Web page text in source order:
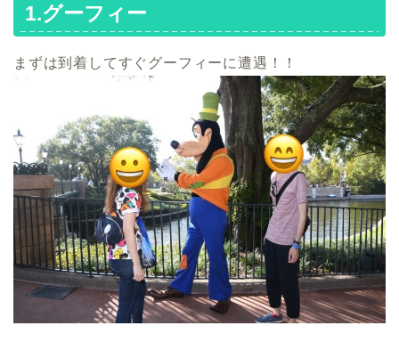
1.グーフィー
まずは到着してすぐグーフィーに遭遇！！